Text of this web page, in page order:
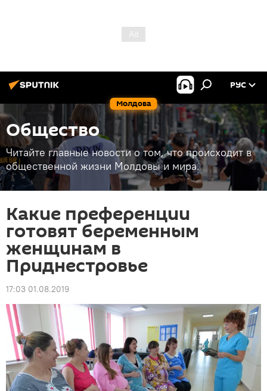
Молдова
РУС
Общество
Читайте главные новости о том, что происходит в
общественной жизни Молдовы и мира.
Какие преференции
готовят беременным
женщинам в
Приднестровье
17:03 01.08.2019